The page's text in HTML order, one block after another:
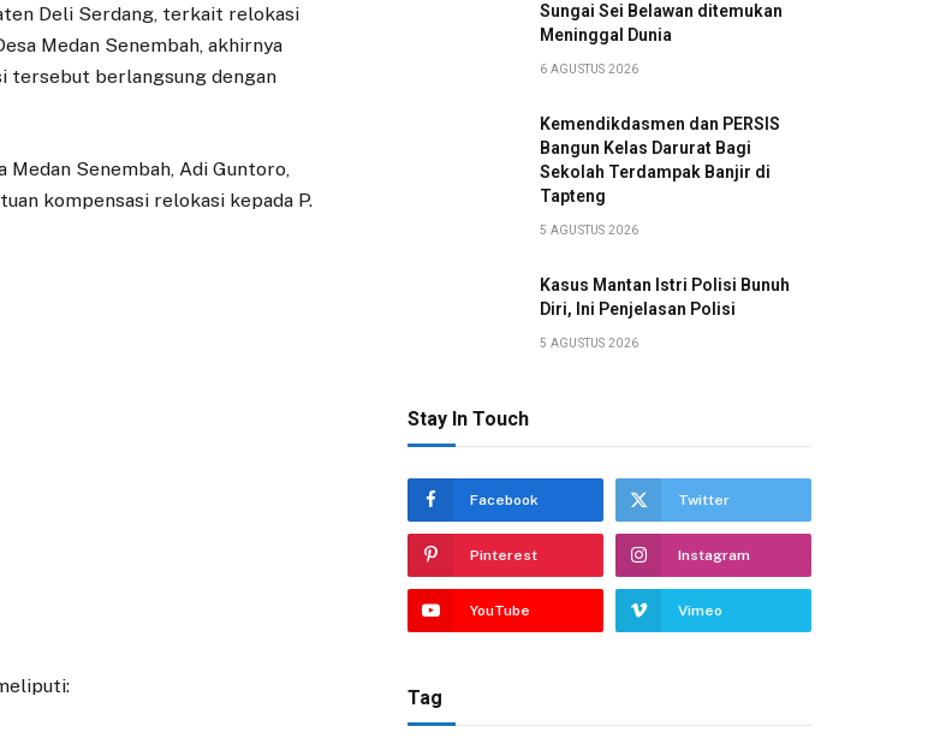
Deli Serdang, terkait relokasi
Medan Senembah, akhirnya
tersebut berlangsung dengan
Medan Senembah, Adi Guntoro,
kompensasi relokasi kepada P.
Sungai Sei Belawan ditemukan
Meninggal Dunia
6 AGUSTUS 2026
Kemendikdasmen dan PERSIS
Bangun Kelas Darurat Bagi
Sekolah Terdampak Banjir di
Tapteng
5 AGUSTUS 2026
Kasus Mantan Istri Polisi Bunuh
Diri, Ini Penjelasan Polisi
5 AGUSTUS 2026
Stay In Touch
Facebook Twitter
Pinterest Instagram
YouTube Vimeo
Tag